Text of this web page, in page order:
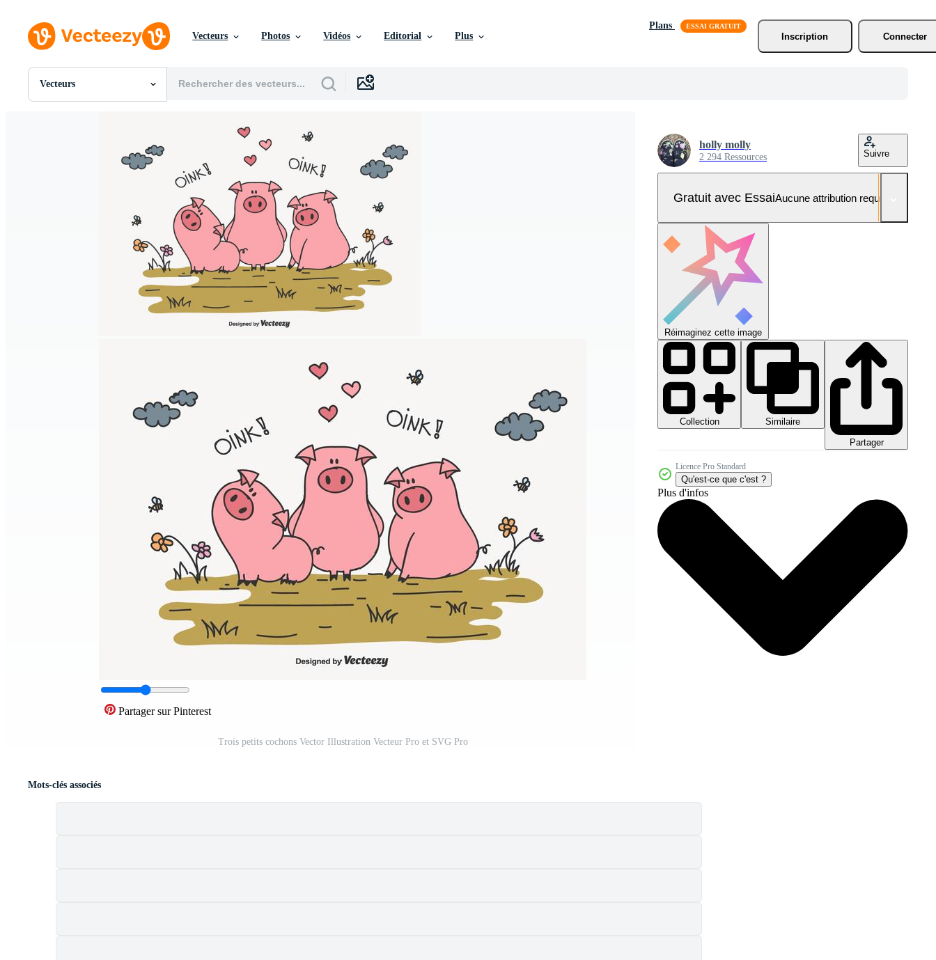
Vecteurs Photos Vidéos Editorial Plus
Plans
Inscription
Connecter
Vecteurs
Toutes Images
Événements Éditoriaux
Partager sur Pinterest
Trois petits cochons Vector Illustration Vecteur Pro et SVG Pro
holly molly
2 294 Ressources Suivre
Gratuit avec EssaiAucune attribution requise
Réimaginez cette image
Collection
Similaire
Partager
Licence Pro Standard
Qu'est-ce que c'est ?
Plus d'infos
Mots-clés associés